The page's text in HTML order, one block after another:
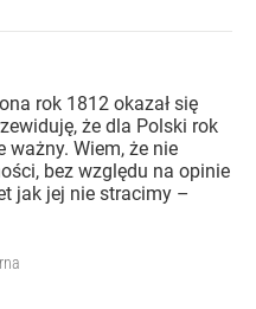
rok 1812 okazał się
że dla Polski rok
ważny. Wiem, że nie
bez względu na opinie
jak jej nie stracimy –